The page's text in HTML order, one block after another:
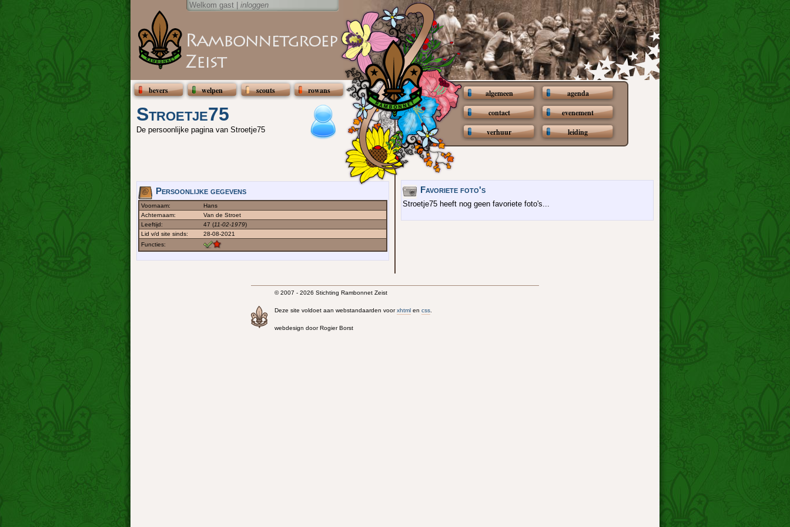
Welkom gast | inloggen
bevers welpen scouts rowans algemeen
agenda
contact
evenement
verhuur
leiding
Stroetje75
De persoonlijke pagina van Stroetje75
Persoonlijke gegevens
Voornaam:
Hans
Achternaam:
Van de Stroet
Leeftijd:
47 (11-02-1979)
Lid v/d site sinds:
28-08-2021
Functies:
Favoriete foto's
Stroetje75 heeft nog geen favoriete foto's...
© 2007 - 2026 Stichting Rambonnet Zeist
Deze site voldoet aan webstandaarden voorxhtml en css
webdesign door Rogier Borst